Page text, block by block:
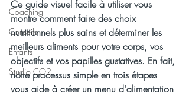
Coaching
Conseils
Enfants
Studio CO2
Ce guide visuel facile à utiliser vous
montre comment faire des choix
nutritionnels plus sains et déterminer les
meilleurs aliments pour votre corps, vos
objectifs et vos papilles gustatives. En fait,
notre processus simple en trois étapes
vous aide à créer un menu d'alimentation